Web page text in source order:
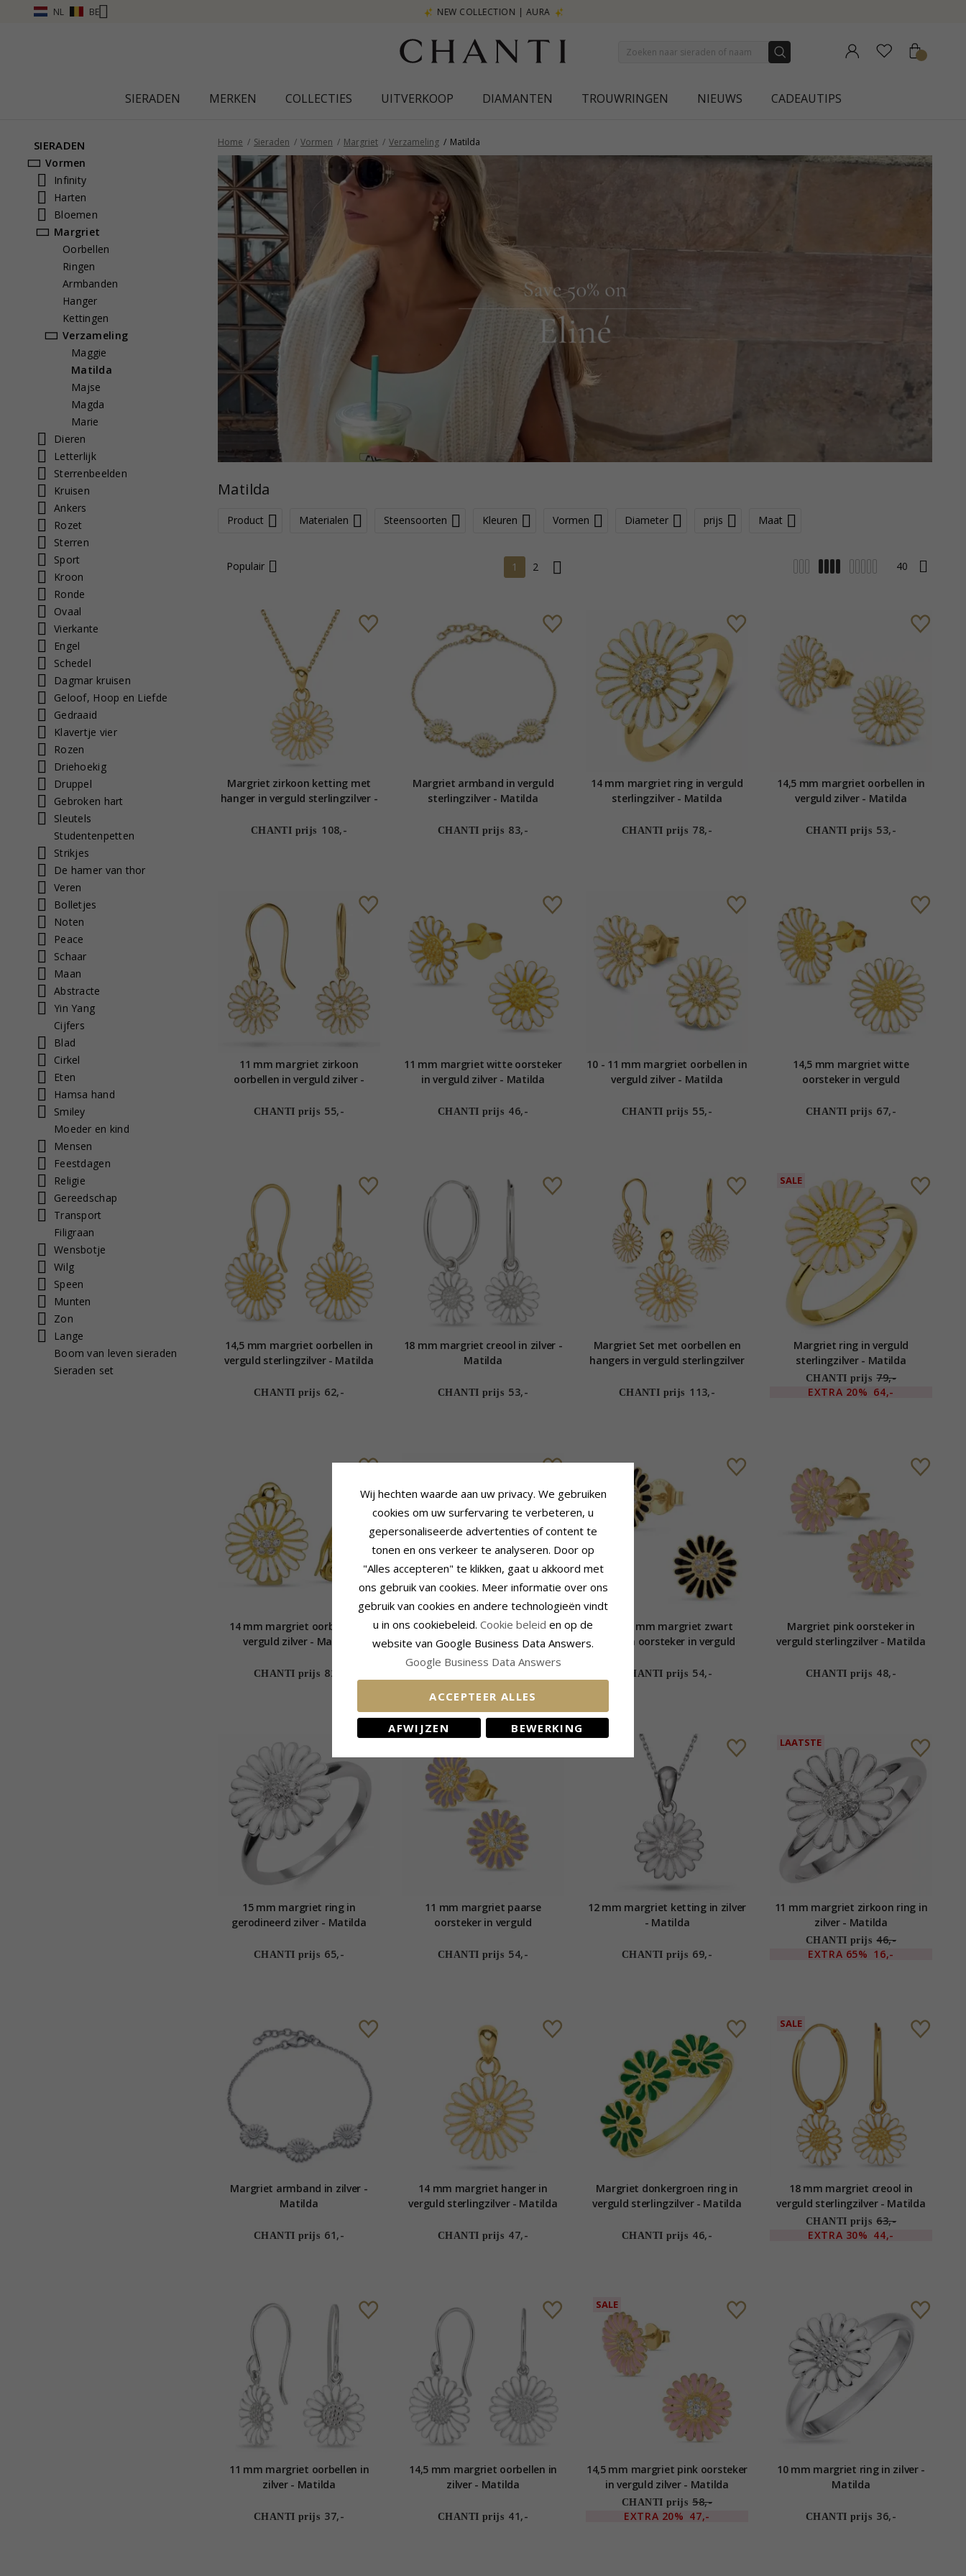
NL BE NEW COLLECTION | AURA
SIERADEN MERKEN COLLECTIES UITVERKOOP DIAMANTEN TROUWRINGEN NIEUWS CADEAUTIPS
SIERADEN
Vormen
Infinity
Harten
Bloemen
Margriet
Oorbellen
Ringen
Armbanden
Hanger
Kettingen
Verzameling
Maggie
Matilda
Majse
Magda
Marie
Dieren
Letterlijk
Sterrenbeelden
Kruisen
Ankers
Rozet
Sterren
Sport
Kroon
Ronde
Ovaal
Vierkante
Engel
Schedel
Dagmar kruisen
Geloof, Hoop en Liefde
Gedraaid
Klavertje vier
Rozen
Driehoekig
Druppel
Gebroken hart
Sleutels
Studentenpetten
Strikjes
De hamer van thor
Veren
Bolletjes
Noten
Peace
Schaar
Maan
Abstracte
Yin Yang
Cijfers
Blad
Cirkel
Eten
Hamsa hand
Smiley
Moeder en kind
Mensen
Feestdagen
Religie
Gereedschap
Transport
Filigraan
Wensbotje
Wilg
Speen
Munten
Zon
Lange
Boom van leven sieraden
Sieraden set
Home Sieraden Vormen Margriet Verzameling Matilda
Matilda
Product Materialen Steensoorten Kleuren Vormen Diameter prijs Maat
Populair 1 2
Margriet zirkoon ketting met
hanger in verguld sterlingzilver -
CHANTI prijs 108,-
Margriet armband in verguld
sterlingzilver - Matilda
CHANTI prijs 83,-
14 mm margriet ring in verguld
sterlingzilver - Matilda
CHANTI prijs 78,-
14,5 mm margriet oorbellen in
verguld zilver - Matilda
CHANTI prijs 53,-
11 mm margriet zirkoon
oorbellen in verguld zilver -
CHANTI prijs 55,-
11 mm margriet witte oorsteker
in verguld zilver - Matilda
CHANTI prijs 46,-
10 - 11 mm margriet oorbellen in
verguld zilver - Matilda
CHANTI prijs 55,-
14,5 mm margriet witte
oorsteker in verguld
CHANTI prijs 67,-
14,5 mm margriet oorbellen in
verguld sterlingzilver - Matilda
CHANTI prijs 62,-
18 mm margriet creool in zilver -
Matilda
CHANTI prijs 53,-
Margriet Set met oorbellen en
hangers in verguld sterlingzilver
Matilda
CHANTI prijs 113,-
SALE
Margriet ring in verguld
sterlingzilver - Matilda
CHANTI prijs 79,-
EXTRA 20% 64,-
14 mm margriet oorbellen in
verguld zilver - Matilda
CHANTI prijs 82,-
10 - 11 mm margriet oorsteker in
gerodineerd zilver - Matilda
10 - 11 mm margriet zwart
zirkoon oorsteker in verguld
CHANTI prijs 54,-
Margriet pink oorsteker in
verguld sterlingzilver - Matilda
CHANTI prijs 48,-
15 mm margriet ring in
gerodineerd zilver - Matilda
CHANTI prijs 65,-
11 mm margriet paarse
oorsteker in verguld
CHANTI prijs 54,-
12 mm margriet ketting in zilver
- Matilda
CHANTI prijs 69,-
LAATSTE
11 mm margriet zirkoon ring in
zilver - Matilda
CHANTI prijs 46,-
EXTRA 65% 16,-
Margriet armband in zilver -
Matilda
CHANTI prijs 61,-
14 mm margriet hanger in
verguld sterlingzilver - Matilda
CHANTI prijs 47,-
Margriet donkergroen ring in
verguld sterlingzilver - Matilda
CHANTI prijs 46,-
SALE
18 mm margriet creool in
verguld sterlingzilver - Matilda
CHANTI prijs 63,-
EXTRA 30% 44,-
11 mm margriet oorbellen in
zilver - Matilda
CHANTI prijs 37,-
14,5 mm margriet oorbellen in
zilver - Matilda
CHANTI prijs 41,-
SALE
14,5 mm margriet pink oorsteker
in verguld zilver - Matilda
CHANTI prijs 58,-
EXTRA 20% 47,-
10 mm margriet ring in zilver -
Matilda
CHANTI prijs 36,-
Wij hechten waarde aan uw privacy. We gebruiken
cookies om uw surfervaring te verbeteren, u
gepersonaliseerde advertenties of content te
tonen en ons verkeer te analyseren. Door op
"Alles accepteren" te klikken, gaat u akkoord met
ons gebruik van cookies. Meer informatie over ons
gebruik van cookies en andere technologieën vindt
u in ons cookiebeleid. Cookie beleid en op de
website van Google Business Data Answers.
Google Business Data Answers
ACCEPTEER ALLES
AFWIJZEN BEWERKING